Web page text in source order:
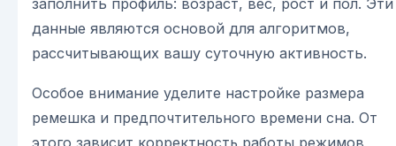
заполнить профиль: возраст, вес, рост и пол. Эти
данные являются основой для алгоритмов,
рассчитывающих вашу суточную активность.
Особое внимание уделите настройке размера
ремешка и предпочтительного времени сна. От
этого зависит корректность работы режимов